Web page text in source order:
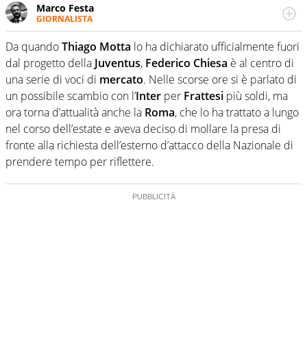
Marco Festa
GIORNALISTA
Frequentatore di stadi ed esperto di calcio, ama
agganciare e far domande a idoli e futuri campioni. Anzi,
spesso precorre gli addetti ai lavori e li scova prima di
loro
Da quandoThiago Motta lo ha dichiarato ufficialmente fuori
dal progetto della Juventus, Federico Chiesa è al centro di
una serie di voci di mercato. Nelle scorse ore si è parlato di
un possibile scambio con l’Inter per Frattesi più soldi, ma
ora torna d’attualità anche la Roma, che lo ha trattato a lungo
nel corso dell’estate e aveva deciso di mollare la presa di
fronte alla richiesta dell’esterno d’attacco della Nazionale di
prendere tempo per riflettere.